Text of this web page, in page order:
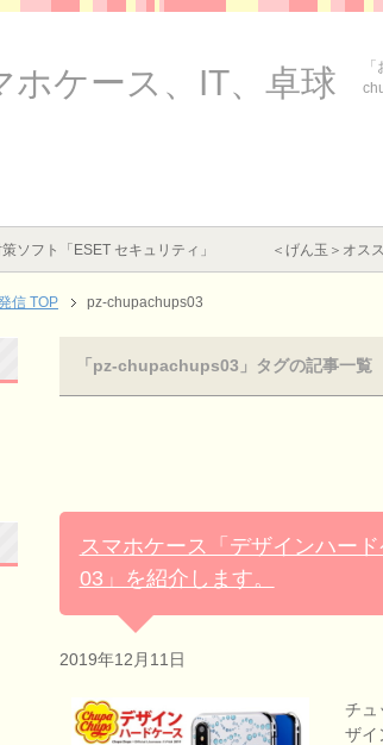
ホケース、IT、卓球
ソフト「ESET セキュリティ」 ＜げん玉＞オス
信 TOP pz-chupachups03
「pz-chupachups03」タグの記事一覧
スマホケース「デザインハー
03」を紹介します。
2019年12月11日
チュ
ザイ